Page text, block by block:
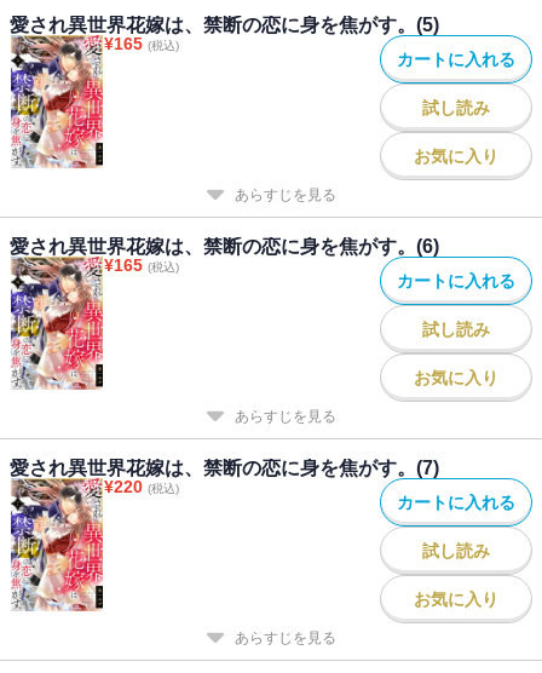
愛され異世界花嫁は、禁断の恋に身を焦がす。(5)
¥165 (税込)
カートに入れる
試し読み
お気に入り
あらすじを見る
愛され異世界花嫁は、禁断の恋に身を焦がす。(6)
¥165 (税込)
カートに入れる
試し読み
お気に入り
あらすじを見る
愛され異世界花嫁は、禁断の恋に身を焦がす。(7)
¥220 (税込)
カートに入れる
試し読み
お気に入り
あらすじを見る